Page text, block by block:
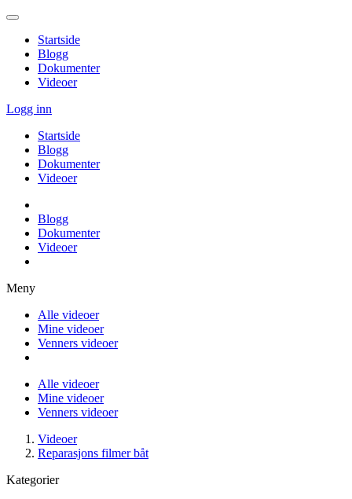
Startside
Blogg
Dokumenter
Videoer
Logg inn
Startside
Blogg
Dokumenter
Videoer
Blogg
Dokumenter
Videoer
Meny
Alle videoer
Mine videoer
Venners videoer
Alle videoer
Mine videoer
Venners videoer
Videoer
Reparasjons filmer båt
Kategorier